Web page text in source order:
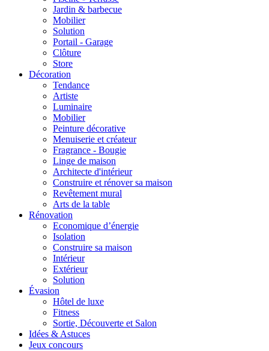
Jardin & barbecue
Mobilier
Solution
Portail - Garage
Clôture
Store
Décoration
Tendance
Artiste
Luminaire
Mobilier
Peinture décorative
Menuiserie et créateur
Fragrance - Bougie
Linge de maison
Architecte d'intérieur
Construire et rénover sa maison
Revêtement mural
Arts de la table
Rénovation
Economique d’énergie
Isolation
Construire sa maison
Intérieur
Extérieur
Solution
Évasion
Hôtel de luxe
Fitness
Sortie, Découverte et Salon
Idées & Astuces
Jeux concours